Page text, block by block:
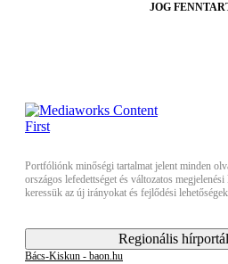
JOG
Portfóliónk minőségi tartalmat jelent minden
országos lefedettséget és változatos
keressük az új irányokat és fejlődési
Regionális
Bács-Kiskun - baon.hu